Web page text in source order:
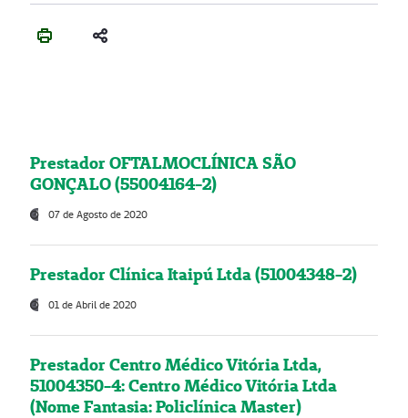
Prestador OFTALMOCLÍNICA SÃO
GONÇALO (55004164-2)
07 de Agosto de 2020
Prestador Clínica Itaipú Ltda (51004348-2)
01 de Abril de 2020
Prestador Centro Médico Vitória Ltda,
51004350-4: Centro Médico Vitória Ltda
(Nome Fantasia: Policlínica Master)